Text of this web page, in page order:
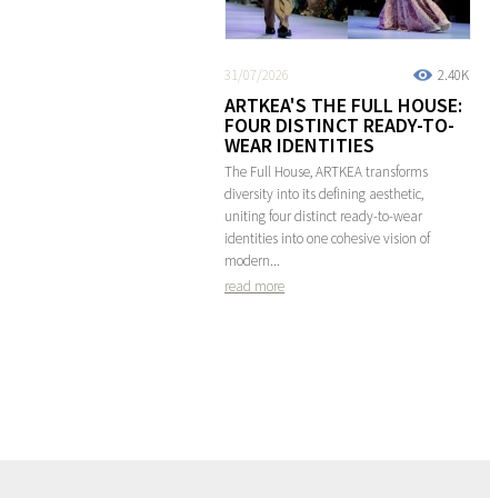
2.40K
31/07/2026
ARTKEA'S THE FULL HOUSE:
FOUR DISTINCT READY-TO-
WEAR IDENTITIES
The Full House, ARTKEA transforms
diversity into its defining aesthetic,
uniting four distinct ready-to-wear
identities into one cohesive vision of
modern...
read more